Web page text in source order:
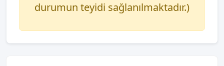
durumun teyidi sağlanılmaktadır.)